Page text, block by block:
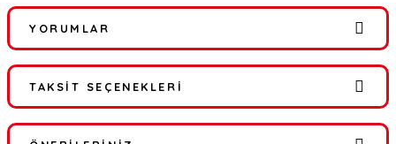
YORUMLAR
Bu ürüne ilk yorumu siz yapın!
TAKSIT SEÇENEKLERI